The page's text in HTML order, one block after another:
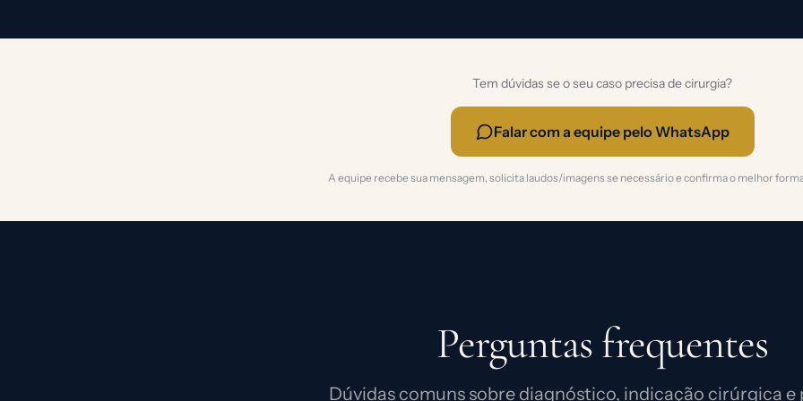
Tem dúvidas se o seu caso precisa de cirurgia?
Falar com a equipe pelo WhatsApp
A equipe recebe sua mensagem, solicita laudos/imagens se necessário e confirma o melhor
Perguntas frequentes
Dúvidas comuns sobre diagnóstico, indicação cirúrgica e